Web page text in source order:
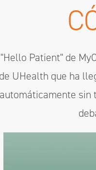
Patient" de
UHealth que ha
sin